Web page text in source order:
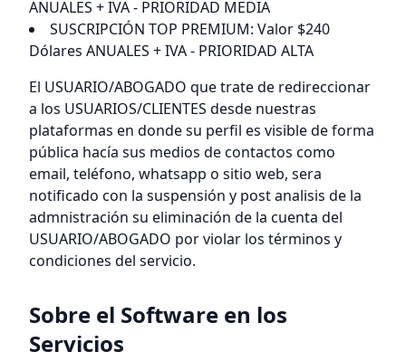
ANUALES + IVA - PRIORIDAD MEDIA
SUSCRIPCIÓN TOP PREMIUM: Valor $240
Dólares ANUALES + IVA - PRIORIDAD ALTA
El USUARIO/ABOGADO que trate de redireccionar
a los USUARIOS/CLIENTES desde nuestras
plataformas en donde su perfil es visible de forma
pública hacía sus medios de contactos como
email, teléfono, whatsapp o sitio web, sera
notificado con la suspensión y post analisis de la
admnistración su eliminación de la cuenta del
USUARIO/ABOGADO por violar los términos y
condiciones del servicio.
Sobre el Software en los
Servicios